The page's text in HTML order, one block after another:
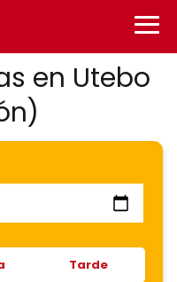
en Utebo
Tarde